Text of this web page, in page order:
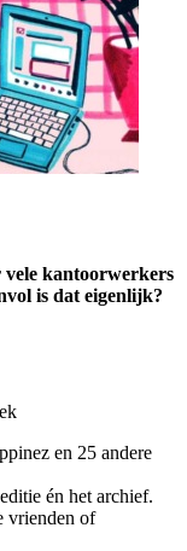
vele kantoorwerkers
is dat eigenlijk?
en 25 andere
én het archief.
vrienden of